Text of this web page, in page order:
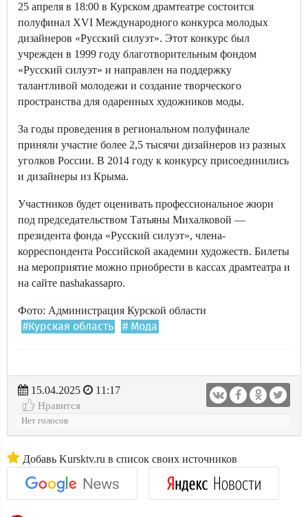
25 апреля в 18:00 в Курском драмтеатре состоится
полуфинал XVI Международного конкурса молодых
дизайнеров «Русский силуэт». Этот конкурс был
учрежден в 1999 году благотворительным фондом
«Русский силуэт» и направлен на поддержку
талантливой молодежи и создание творческого
пространства для одаренных художников моды.
За годы проведения в региональном полуфинале
приняли участие более 2,5 тысячи дизайнеров из разных
уголков России. В 2014 году к конкурсу присоединились
и дизайнеры из Крыма.
Участников будет оценивать профессиональное жюри
под председательством Татьяны Михалковой —
президента фонда «Русский силуэт», члена-
корреспондента Российской академии художеств. Билеты
на мероприятие можно приобрести в кассах драмтеатра и
на сайте nashakassapro.
Фото: Администрация Курской области
#Курская область # Мода
15.04.2025
11:17
Нравится
Нет голосов
Добавь Kursktv.ru в список своих источников